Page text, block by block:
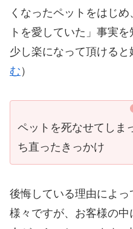
くなったペットをはじ
トを愛していた」事実
少し楽になって頂けると
む ）
ペットを死なせてしま
ち直ったきっかけ
後悔している理由によ
様々ですが、お客様の